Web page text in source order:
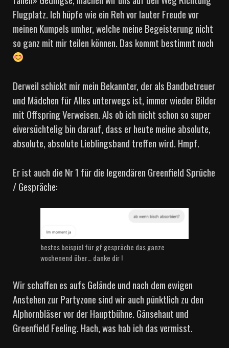
Flugplatz. Ich hüpfe wie ein Reh vor lauter Freude vor
meinen Kumpels umher, welche meine Begeisterung nicht
so ganz mit mir teilen können. Das kommt bestimmt noch
Derweil schickt mir mein Bekannter, der als Bandbetreuer
und Mädchen für Alles unterwegs ist, immer wieder Bilder
mit Offspring Verweisen. Als ob ich nicht schon so super
eiversüchtelig bin darauf, dass er heute meine absolute,
absolute, absolute Lieblingsband treffen wird. Hmpf.
Er ist auch die Nr 1 für die legendären Greenfield Sprüche
/ Gespräche:
bestes beispiel für gf gespräche das ganze
wochenend über… danke dir !
Wir schaffen es aufs Gelände und nach dem ewigen
Anstehen zur Partyzone sind wir auch pünktlich zu den
Alphornbläser vor der Hauptbühne. Gänsehaut und
Greenfield Feeling. Hach, was hab ich das vermisst.